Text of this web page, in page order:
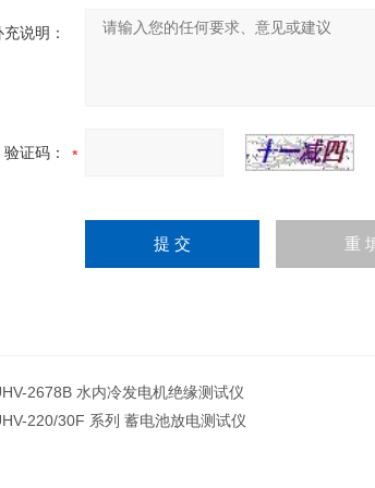
充说明：
验证码：
2678B 水内冷发电机绝缘测试仪
220/30F 系列 蓄电池放电测试仪